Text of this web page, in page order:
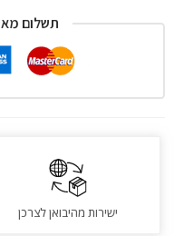
תשלום
ישירות מהיבואן לצרכן